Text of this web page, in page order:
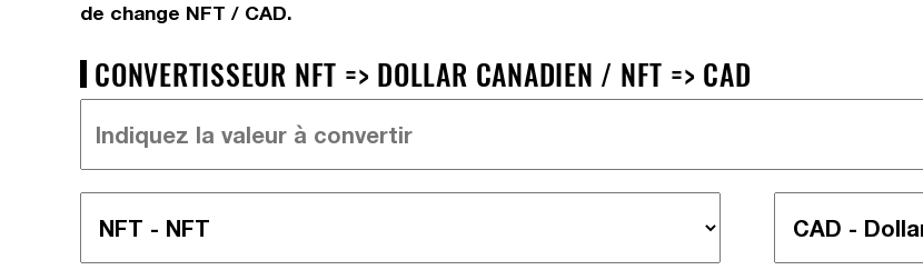
de change NFT / CAD.
CONVERTISSEUR NFT => DOLLAR CANADIEN / NFT => CAD